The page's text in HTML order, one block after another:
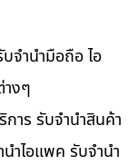
จำนำมือถือ ไอ
งๆ
าร รับจำนำสินค้า
ำไอแพค รับจำนำ